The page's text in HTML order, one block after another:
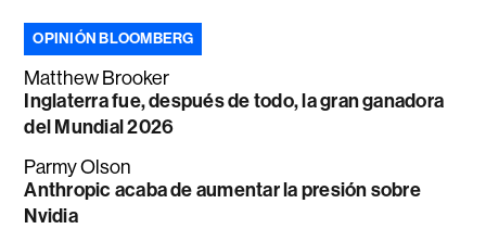
OPINIÓN BLOOMBERG
Matthew Brooker
Inglaterra fue, después de todo, la gran ganadora
del Mundial 2026
Parmy Olson
Anthropic acaba de aumentar la presión sobre
Nvidia